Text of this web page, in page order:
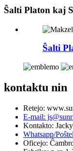
Ŝalti Platon kaj
Ŝalti
kontaktu nin
Retejo:
E-mail:
Kontakto:
Whatsapp/
Oficejo: